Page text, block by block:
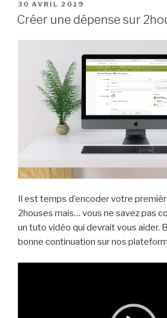
PUBLIÉ
LE
30 AVRIL 2019
Créer une dépense sur
Il est temps d’encoder votre
2houses mais… vous ne savez pas
un tuto vidéo qui devrait vous aider.
bonne continuation sur nos